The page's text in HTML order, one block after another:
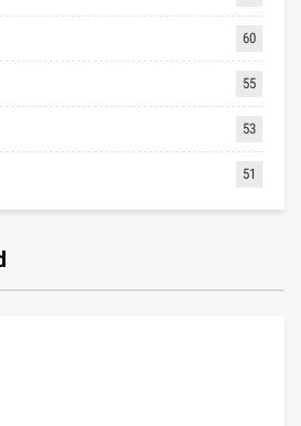
60
55
53
51